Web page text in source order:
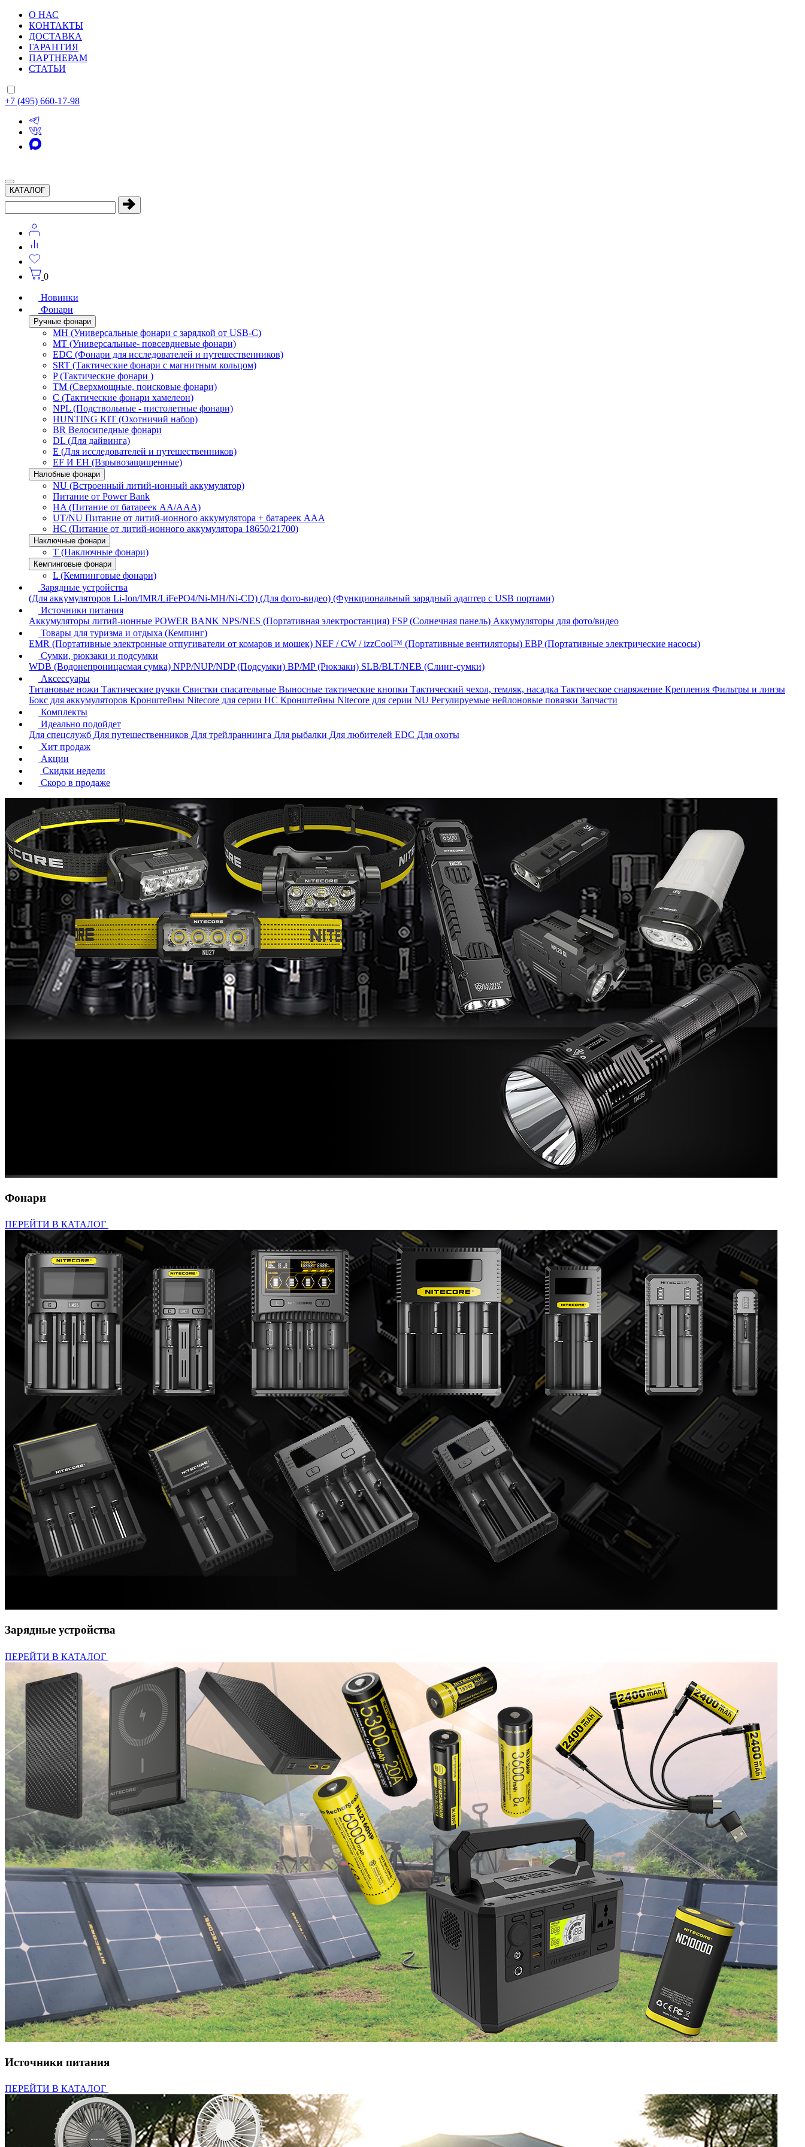
О НАС
КОНТАКТЫ
ДОСТАВКА
ГАРАНТИЯ
ПАРТНЕРАМ
СТАТЬИ
+7 (495) 660-17-98
КАТАЛОГ
0
Новинки
Фонари
Ручные фонари
MH (Универсальные фонари с зарядкой от USB-C)
MT (Универсальные- повсевдневые фонари)
EDC (Фонари для исследователей и путешественников)
SRT (Тактические фонари с магнитным кольцом)
P (Тактические фонари )
TM (Сверхмощные, поисковые фонари)
C (Тактические фонари хамелеон)
NPL (Подствольные - пистолетные фонари)
HUNTING KIT (Охотничий набор)
BR Велосипедные фонари
DL (Для дайвинга)
E (Для исследователей и путешественников)
EF И EH (Взрывозащищенные)
Налобные фонари
NU (Встроенный литий-ионный аккумулятор)
Питание от Power Bank
HA (Питание от батареек AA/AAA)
UT/NU Питание от литий-ионного аккумулятора + батареек AAA
HC (Питание от литий-ионного аккумулятора 18650/21700)
Наключные фонари
T (Наключные фонари)
Кемпинговые фонари
L (Кемпинговые фонари)
Зарядные устройства
(Для аккумуляторов Li-Ion/IMR/LiFePO4/Ni-MH/Ni-CD) (Для фото-видео) (Функциональный зарядный адаптер с USB портами)
Источники питания
Аккумуляторы литий-ионные POWER BANK NPS/NES (Портативная электростанция) FSP (Солнечная панель) Аккумуляторы для фото/видео
Товары для туризма и отдыха (Кемпинг)
EMR (Портативные электронные отпугиватели от комаров и мошек) NEF / CW / izzCool™ (Портативные вентиляторы) EBP (Портативные электрические насосы)
Сумки, рюкзаки и подсумки
WDB (Водонепроницаемая сумка) NPP/NUP/NDP (Подсумки) BP/MP (Рюкзаки) SLB/BLT/NEB (Слинг-сумки)
Аксессуары
Титановые ножи Тактические ручки Свистки спасательные Выносные тактические кнопки Тактический чехол, темляк, насадка Тактическое снаряжение Крепления Фильтры и линзы
Бокс для аккумуляторов Кронштейны Nitecore для серии HС Кронштейны Nitecore для серии NU Регулируемые нейлоновые повязки Запчасти
Комплекты
Идеально подойдет
Для спецслужб Для путешественников Для трейлраннинга Для рыбалки Для любителей EDC Для охоты
Хит продаж
Акции
Скидки недели
Скоро в продаже
Фонари
ПЕРЕЙТИ В КАТАЛОГ
Зарядные устройства
ПЕРЕЙТИ В КАТАЛОГ
Источники питания
ПЕРЕЙТИ В КАТАЛОГ